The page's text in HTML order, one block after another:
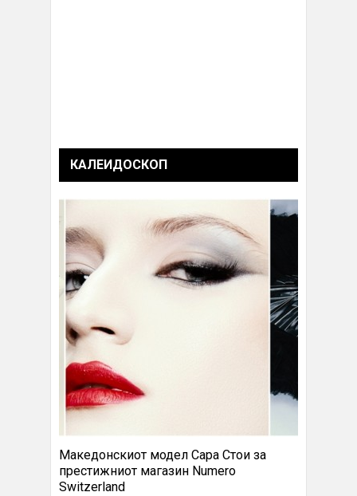
КАЛЕИДОСКОП
Македонскиот модел Сара Стои за
престижниот магазин Numero
Switzerland